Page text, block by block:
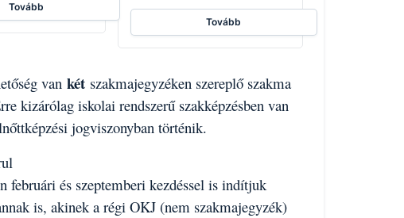
Tovább
Tovább
van kétszakmajegyzéken szereplő szakma
kizárólag iskolai rendszerű szakképzésben van
jogviszonyban történik.
februári és szeptemberi kezdéssel is indítjuk
is, akinek a régi OKJ (nem szakmajegyzék)